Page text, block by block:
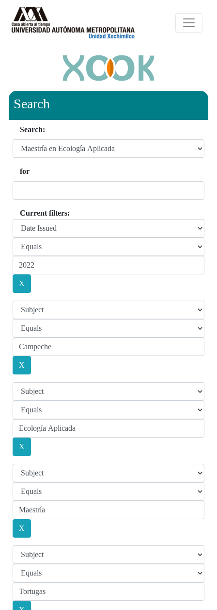
Search
Search:
for
Current filters: